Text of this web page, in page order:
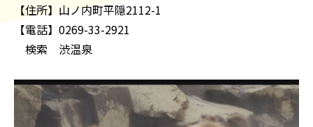
【住所】山ノ内町平隠2112-1
【電話】0269-33-2921
検索 渋温泉